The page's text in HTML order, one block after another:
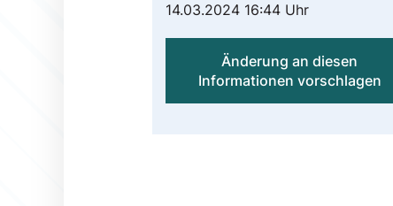
14.03.2024 16:44 Uhr
Änderung an diesen
Informationen vorschlagen